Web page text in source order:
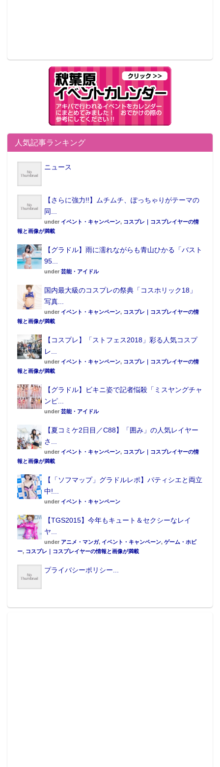
人気記事ランキング
ニュース
【さらに強力!!】ムチムチ、ぽっちゃりがテーマの
同...
under イベント・キャンペーン, コスプレ｜コスプレイヤーの情
報と画像が満載
【グラドル】雨に濡れながらも青山ひかる「バスト
95...
under 芸能・アイドル
国内最大級のコスプレの祭典「コスホリック18」
写真...
under イベント・キャンペーン, コスプレ｜コスプレイヤーの情
報と画像が満載
【コスプレ】「ストフェス2018」彩る人気コスプ
レ...
under イベント・キャンペーン, コスプレ｜コスプレイヤーの情
報と画像が満載
【グラドル】ビキニ姿で記者悩殺「ミスヤングチャ
ンピ...
under 芸能・アイドル
【夏コミケ2日目／C88】「囲み」の人気レイヤー
さ...
under イベント・キャンペーン, コスプレ｜コスプレイヤーの情
報と画像が満載
【「ソフマップ」グラドルレポ】パティシエと両立
中!...
under イベント・キャンペーン
【TGS2015】今年もキュート＆セクシーなレイ
ヤ...
under アニメ・マンガ, イベント・キャンペーン, ゲーム・ホビ
ー, コスプレ｜コスプレイヤーの情報と画像が満載
プライバシーポリシー...